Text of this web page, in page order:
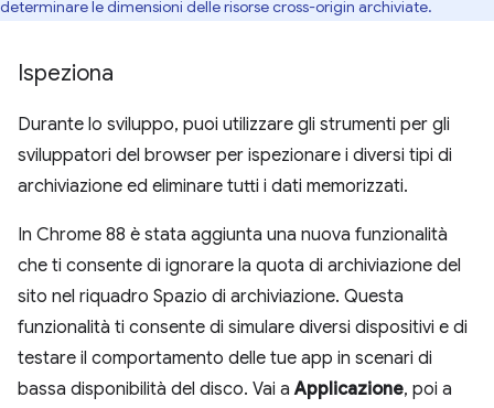
determinare le dimensioni delle risorse cross-origin archiviate.
Ispeziona
Durante lo sviluppo, puoi utilizzare gli strumenti per gli
sviluppatori del browser per ispezionare i diversi tipi di
archiviazione ed eliminare tutti i dati memorizzati.
In Chrome 88 è stata aggiunta una nuova funzionalità
che ti consente di ignorare la quota di archiviazione del
sito nel riquadro Spazio di archiviazione. Questa
funzionalità ti consente di simulare diversi dispositivi e di
testare il comportamento delle tue app in scenari di
bassa disponibilità del disco. Vai aApplicazione, poi a